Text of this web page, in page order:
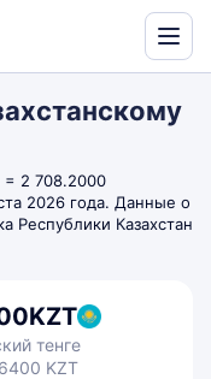
by
Translate
= 2 708.2000
2026 года. Данные о
Республики Казахстан
KZT
тенге
KZT